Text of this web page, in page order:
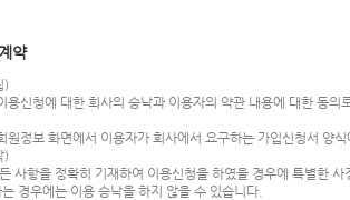
약
)
용신청에 대한 회사의 승낙과 이용자의 약관 내용에 대한 동의
원정보 화면에서 이용자가 회사에서 요구하는 가입신청서 양
)
사항을 정확히 기재하여 이용신청을 하였을 경우에 특별한
경우에는 이용 승낙을 하지 않을 수 있습니다.